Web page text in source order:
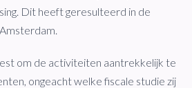
Dit heeft geresulteerd in de
om de activiteiten aantrekkelijk te
ongeacht welke fiscale studie zij